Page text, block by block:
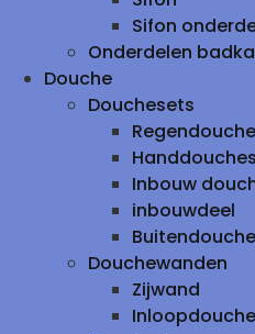
Sifon
Onderdelen
Douche
Douchesets
Regendouche
Inbouw
inbouwdeel
Buitendouche
Douchewanden
Zijwand
Inloopdouche